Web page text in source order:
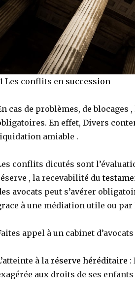
Les conflits en succession
cas de problèmes, de blocages
En effet, Divers
amiable .
conflits dicutés sont
, la recevabilité du
avocats peut s’avérer
à une médiation utile ou
appel à un cabinet
à la réserve héréditaire :
aux droits de ses